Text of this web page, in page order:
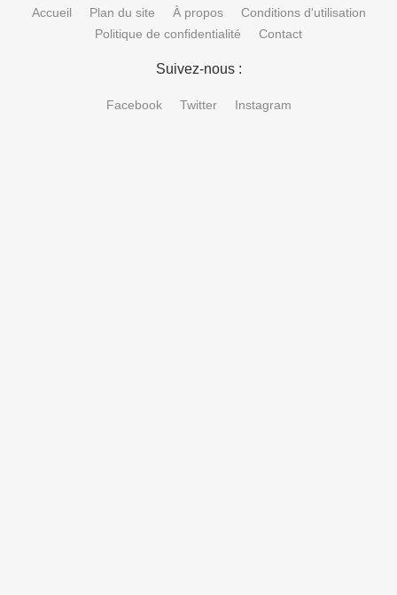
Accueil Plan du site À propos
Conditions d'utilisation
Politique de confidentialité
Contact
Suivez-nous :
Facebook Twitter Instagram